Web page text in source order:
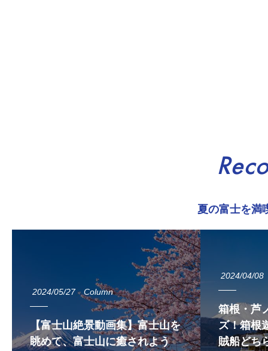
夏の富士を満
2024/05/27 Column
【富士山絶景動画集】富士山を
眺めて、富士山に癒されよう
2024/04/08
箱根・芦
ズ！箱根
賊船どち